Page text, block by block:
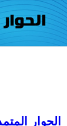
الحوار